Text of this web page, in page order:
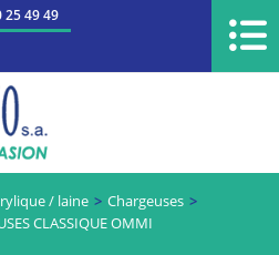
25 49 49
/ laine
Chargeuses
CLASSIQUE OMMI